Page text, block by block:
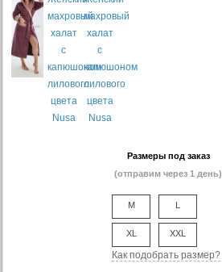
Размеры под заказ
(отправим через 1 день)
M L
XL XXL
Как подобрать размер?